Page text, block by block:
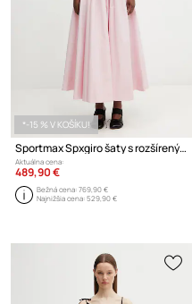
*-15 % V KOŠÍKU!
Sportmax Spxgiro šaty s rozšíreným strihom hladké bavlnené
Aktuálna cena:
489,90 €
Bežná cena:769,90 €
Najnižšia cena:529,90 €